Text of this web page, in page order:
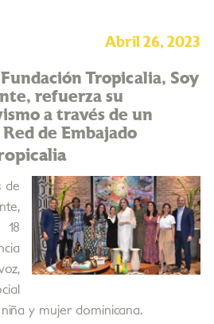
Abril 26, 2023
Tropicalia, Soy
refuerza su
a través de un
de Embajado
de
y mujer dominicana.